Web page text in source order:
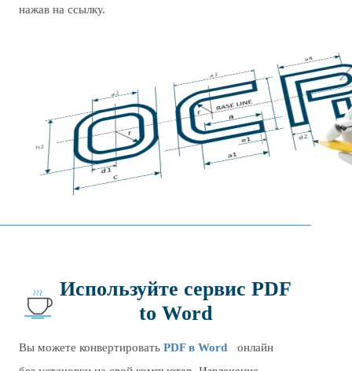
нажав на ссылку.
Используйте сервис PDF
to Word
Вы можете конвертировать PDF в Word
онлайн